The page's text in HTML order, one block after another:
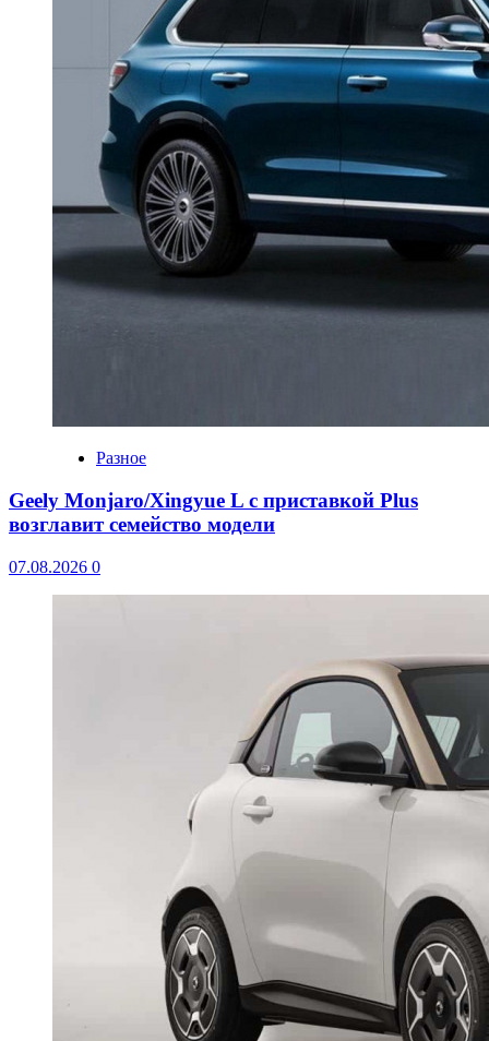
Разное
Geely Monjaro/Xingyue L с приставкой Plus
возглавит семейство модели
07.08.2026 0